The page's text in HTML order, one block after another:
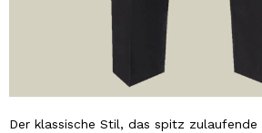
Der klassische Stil, das spitz